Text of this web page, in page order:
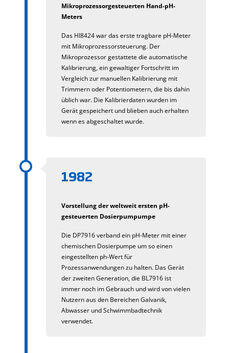
Mikroprozessorgesteuerten Hand-pH-
Meters
Das HI8424 war das erste tragbare pH-Meter
mit Mikroprozessorsteuerung. Der
Mikroprozessor gestattete die automatische
Kalibrierung, ein gewaltiger Fortschritt im
Vergleich zur manuellen Kalibrierung mit
Trimmern oder Potentiometern, die bis dahin
üblich war. Die Kalibrierdaten wurden im
Gerät gespeichert und blieben auch erhalten
wenn es abgeschaltet wurde.
1982
Vorstellung der weltweit ersten pH-
gesteuerten Dosierpumpumpe
Die DP7916 verband ein pH-Meter mit einer
chemischen Dosierpumpe um so einen
eingestellten ph-Wert für
Prozessanwendungen zu halten. Das Gerät
der zweiten Generation, die BL7916 ist
immer noch im Gebrauch und wird von vielen
Nutzern aus den Bereichen Galvanik,
Abwasser und Schwimmbadtechnik
verwendet.